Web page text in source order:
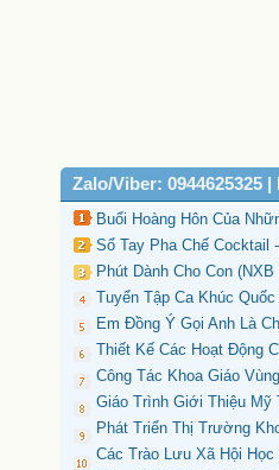
Zalo/Viber: 0944625325
Buổi Hoàng Hôn Của
Sổ Tay Pha Chế Cocktail
Phút Dành Cho Con
Tuyển Tập Ca Khúc
Em Đồng Ý Gọi Anh Là
Thiết Kế Các Hoạt Động
Công Tác Khoa Giáo
Giáo Trình Giới Thiệu Mỹ
Phát Triển Thị Trường
Các Trào Lưu Xã Hội